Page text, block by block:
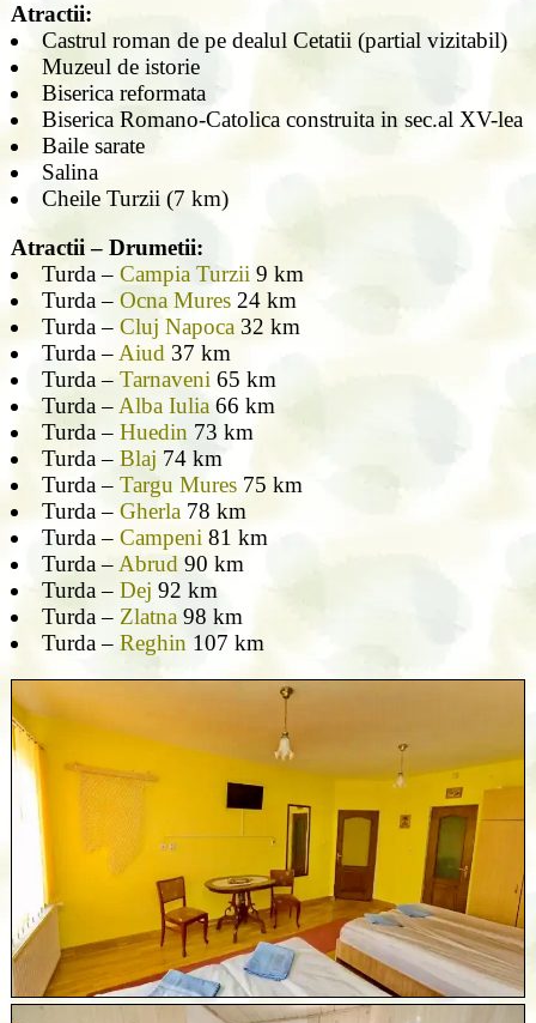
Atractii:
Castrul roman de pe dealul Cetatii (partial vizitabil)
Muzeul de istorie
Biserica reformata
Biserica Romano-Catolica construita in sec.al XV-lea
Baile sarate
Salina
Cheile Turzii (7 km)
Atractii – Drumetii:
Turda – Campia Turzii 9 km
Turda – Ocna Mures24 km
Turda – Cluj Napoca32 km
Turda – Aiud 37 km
Turda – Tarnaveni 65 km
Turda – Alba Iulia66 km
Turda – Huedin 73 km
Turda – Blaj 74 km
Turda – Targu Mures75 km
Turda – Gherla78 km
Turda – Campeni 81 km
Turda – Abrud 90 km
Turda – Dej 92 km
Turda – Zlatna98 km
Turda – Reghin 107 km